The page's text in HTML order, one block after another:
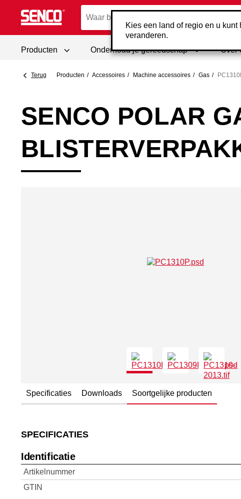
Kies een land of regio en u kunt
veranderen.
Producten Onderhoud je gereedschap Over
Terug Producten Accessoires Machine accessoires Gas
SENCO POLAR
Specificaties Downloads Soortgelijke producten
SPECIFICATIES
Identificatie
Artikelnummer
GTIN